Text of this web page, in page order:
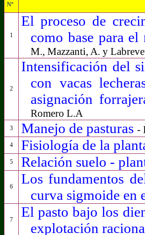
Nº
1
El proceso de
como base para
M., Mazzanti, A. y
2
Intensificación del
con vacas
asignación
Romero L.A
3 Manejo de pasturas -
4 Fisiología de la
5 Relación suelo -
6
Los fundamentos
curva sigmoide en
7
El pasto bajo los
explotación